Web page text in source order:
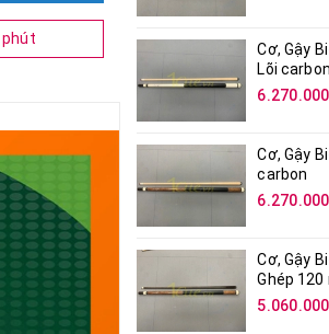
phút
Cơ, Gậy
Lõi carbon
Cơ, Gậy
carbon
Cơ, Gậy
Ghép 120